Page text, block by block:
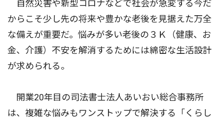
自然災害や新型コロナなどで社会が急変する今だ
からこそ少し先の将来や豊かな老後を見据えた万全
な備えが重要だ。悩みが多い老後の３Ｋ（健康、お
金、介護）不安を解消するためには綿密な生活設計
が求められる。
開業20年目の司法書士法人あいおい総合事務所
は、複雑な悩みもワンストップで解決する「くらし